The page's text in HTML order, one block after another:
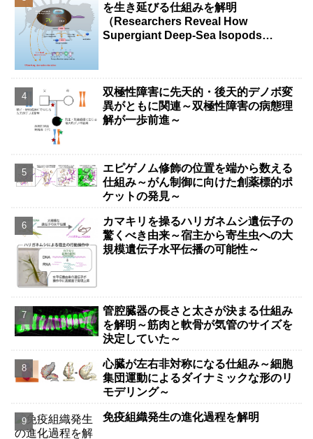
を生き延びる仕組みを解明
（Researchers Reveal How
Supergiant Deep-Sea Isopods
双極性障害に先天的・後天的デノボ変
異がともに関連～双極性障害の病態理
解が一歩前進～
エピゲノム修飾の位置を端から数える
仕組み～がん制御に向けた創薬標的ポ
ケットの発見～
カマキリを操るハリガネムシ遺伝子の
驚くべき由来～宿主から寄生虫への大
規模遺伝子水平伝播の可能性～
管腔臓器の長さと太さが決まる仕組み
を解明～筋肉と軟骨が気管のサイズを
決定していた～
心臓が左右非対称になる仕組み～細胞
集団運動によるダイナミックな形のリ
モデリング～
免疫組織発生の進化過程を解明